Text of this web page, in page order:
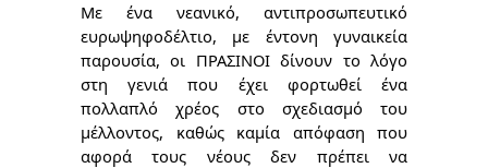
Με ένα νεανικό, αντιπροσωπευτικό
ευρωψηφοδέλτιο, με έντονη γυναικεία
παρουσία, οι ΠΡΑΣΙΝΟΙ δίνουν το λόγο
στη γενιά που έχει φορτωθεί ένα
πολλαπλό χρέος στο σχεδιασμό του
μέλλοντος, καθώς καμία απόφαση που
αφορά τους νέους δεν πρέπει να